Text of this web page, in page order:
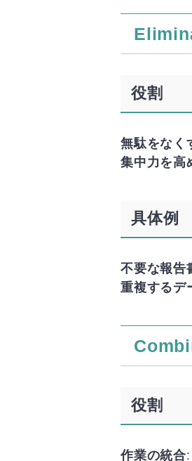
役割
無駄をなく
集中力を高
具体例
不要な報告
重複するデ
役割
作業の統合